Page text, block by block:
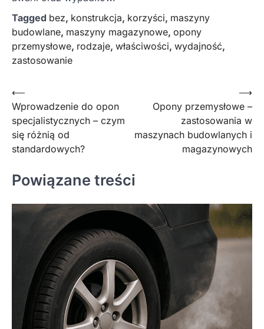
Tagged bez, konstrukcja, korzyści, maszyny
budowlane, maszyny magazynowe, opony
przemysłowe, rodzaje, właściwości, wydajność,
zastosowanie
Nawigacja
wpisu
⟵
Wprowadzenie do opon
specjalistycznych – czym
się różnią od
standardowych?
Opony przemysłowe –
zastosowania w
maszynach budowlanych i
magazynowych
⟶
Powiązane treści